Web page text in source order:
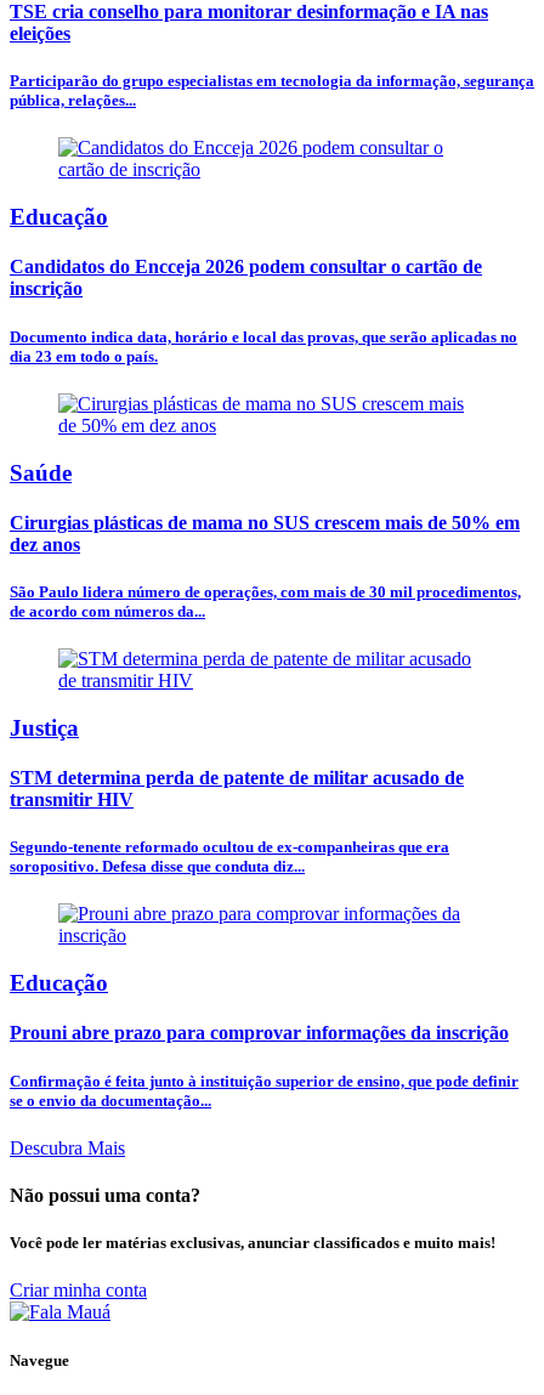
TSE cria conselho para monitorar desinformação e IA nas
eleições
Participarão do grupo especialistas em tecnologia da informação, segurança
pública, relações...
Educação
Candidatos do Encceja 2026 podem consultar o cartão de
inscrição
Documento indica data, horário e local das provas, que serão aplicadas no
dia 23 em todo o país.
Saúde
Cirurgias plásticas de mama no SUS crescem mais de 50% em
dez anos
São Paulo lidera número de operações, com mais de 30 mil procedimentos,
de acordo com números da...
Justiça
STM determina perda de patente de militar acusado de
transmitir HIV
Segundo-tenente reformado ocultou de ex-companheiras que era
soropositivo. Defesa disse que conduta diz...
Educação
Prouni abre prazo para comprovar informações da inscrição
Confirmação é feita junto à instituição superior de ensino, que pode definir
se o envio da documentação...
Descubra Mais
Não possui uma conta?
Você pode ler matérias exclusivas, anunciar classificados e muito mais!
Criar minha conta
Navegue